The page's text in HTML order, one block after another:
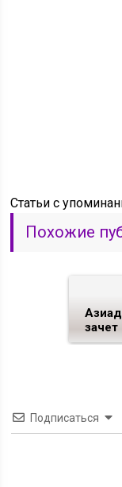
Статьи c
Похожие
зачет
Подписаться